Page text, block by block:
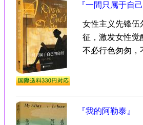
『一間只属于自
女性主义先锋伍
征，激发女性觉
不必行色匆匆，
『我的阿勒泰』